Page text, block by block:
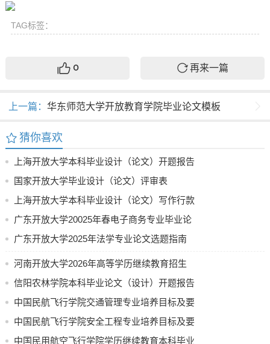
TAG标签：
0 再来一篇
上一篇： 华东师范大学开放教育学院毕业论文模板
猜你喜欢
上海开放大学本科毕业设计（论文）开题报告
国家开放大学毕业设计（论文）评审表
上海开放大学本科毕业设计（论文）写作行款
格式规范
广东开放大学20025年春电子商务专业毕业论
文选题（范围）指南
广东开放大学2025年法学专业论文选题指南
河南开放大学2026年高等学历继续教育招生
计划公示
信阳农林学院本科毕业论文（设计）开题报告
中国民航飞行学院交通管理专业培养目标及要
求（节选）
中国民航飞行学院安全工程专业培养目标及要
求
中国民用航空飞行学院学历继续教育本科毕业